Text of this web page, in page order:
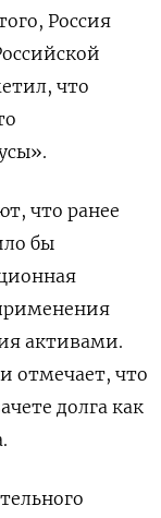
Россия
что
что ранее
бы
активами.
отмечает, что
долга как